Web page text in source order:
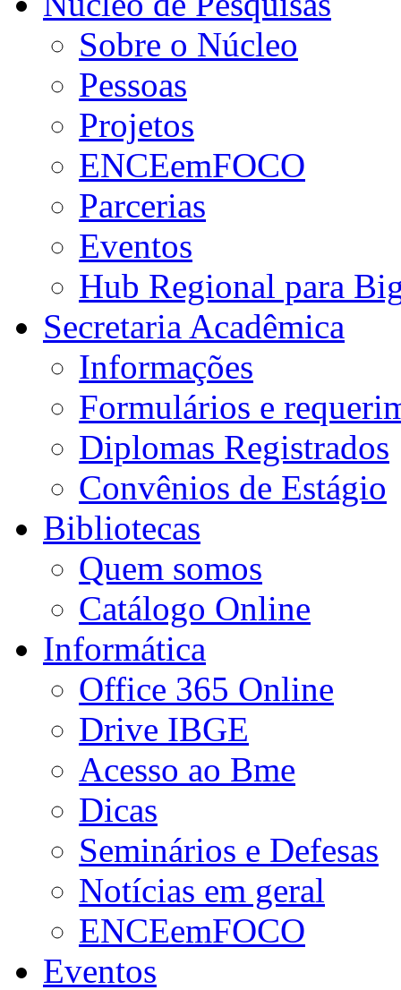
Sobre o Núcleo
Pessoas
Projetos
ENCEemFOCO
Parcerias
Eventos
Hub Regional para
Secretaria Acadêmica
Informações
Formulários e
Diplomas Registrados
Convênios de Estágio
Bibliotecas
Quem somos
Catálogo Online
Informática
Office 365 Online
Drive IBGE
Acesso ao Bme
Dicas
Seminários e Defesas
Notícias em geral
ENCEemFOCO
Eventos